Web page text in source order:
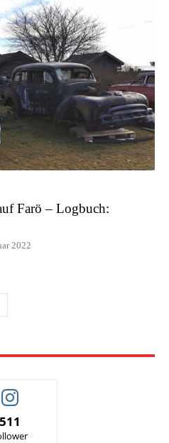
Farö – Logbuch:
2022
511